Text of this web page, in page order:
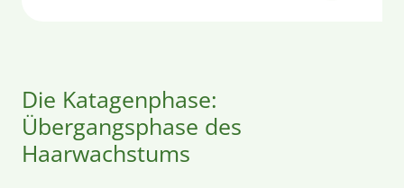
Die Katagenphase:
Übergangsphase des
Haarwachstums